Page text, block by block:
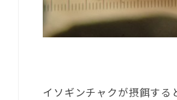
イソギンチャクが摂餌する